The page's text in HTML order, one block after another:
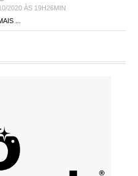
2020 ÀS 19H26MIN
...